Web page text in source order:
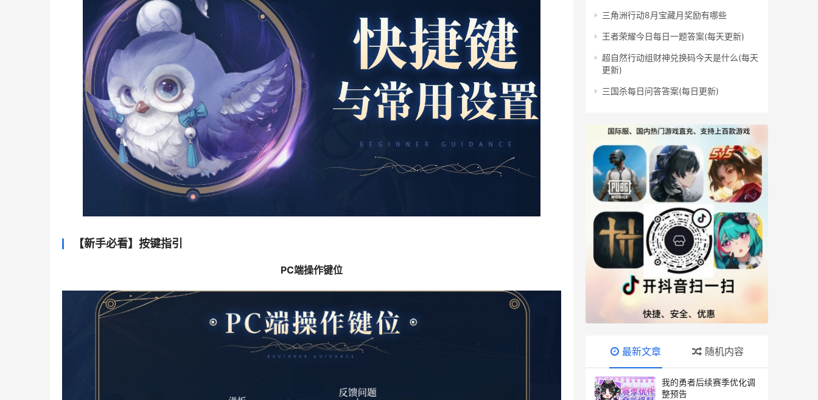
【新手必看】按键指引
PC端操作键位
三角洲行动8月宝藏月奖励有哪些
王者荣耀今日每日一题答案(每天更新)
超自然行动组财神兑换码今天是什么(每天
更新)
三国杀每日问答答案(每日更新)
最新文章 随机内容
我的勇者后续赛季优化调
整预告